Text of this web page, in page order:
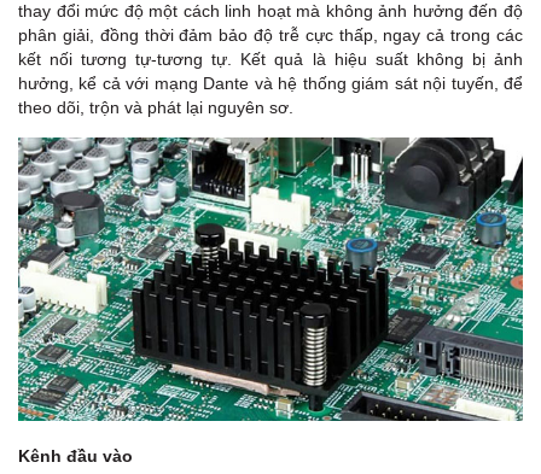
thay đổi mức độ một cách linh hoạt mà không ảnh hưởng đến độ
phân giải, đồng thời đảm bảo độ trễ cực thấp, ngay cả trong các
kết nối tương tự-tương tự. Kết quả là hiệu suất không bị ảnh
hưởng, kể cả với mạng Dante và hệ thống giám sát nội tuyến, để
theo dõi, trộn và phát lại nguyên sơ.
Kênh đầu vào